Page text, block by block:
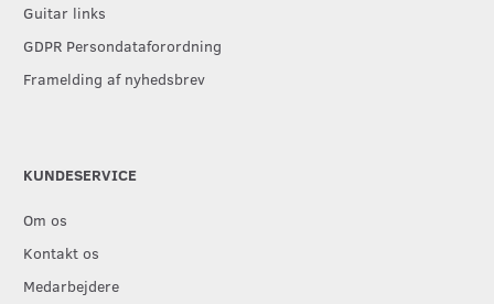
Guitar links
GDPR Persondataforordning
Framelding af nyhedsbrev
KUNDESERVICE
Om os
Kontakt os
Medarbejdere